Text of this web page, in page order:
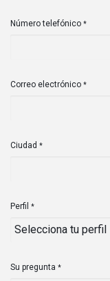
Número telefónico *
Correo electrónico *
Ciudad *
Perfil *
Su pregunta *